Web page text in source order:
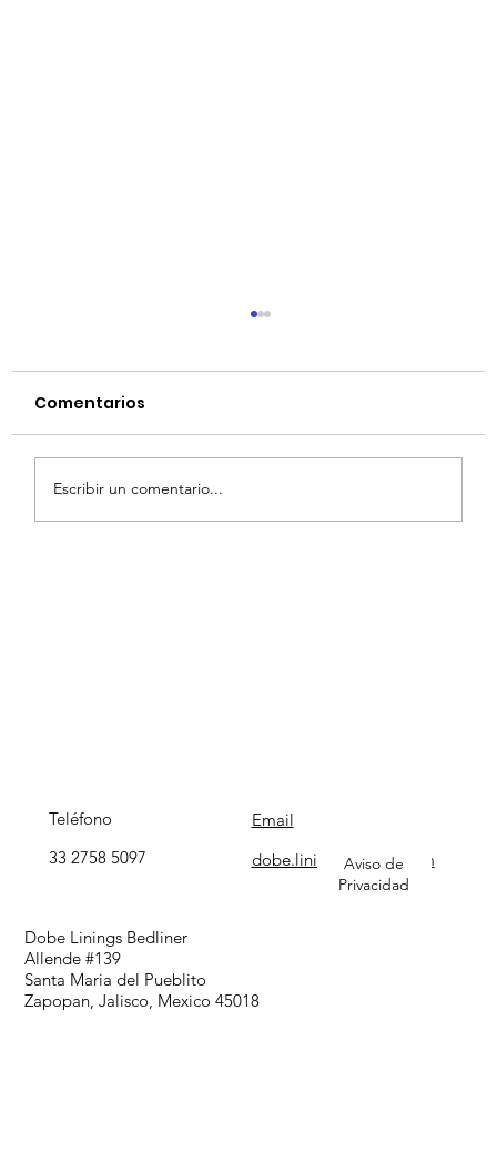
Comentarios
Escribir un comentario...
Dobe Linings Bedliner
Allende #139
Santa Maria del Pueblito
Zapopan, Jalisco, Mexico 45018
Teléfono
33 2758 5097
Email
dobe.linings@gmail.com
Aviso de
Privacidad